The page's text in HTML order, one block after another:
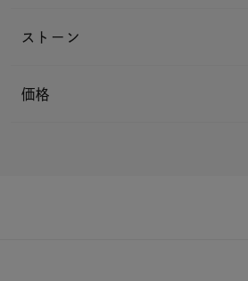
ストーン
価格